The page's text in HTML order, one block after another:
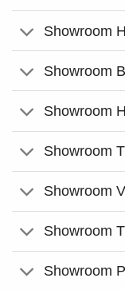
Showroom
Showroom
Showroom
Showroom
Showroom
Showroom
Showroom